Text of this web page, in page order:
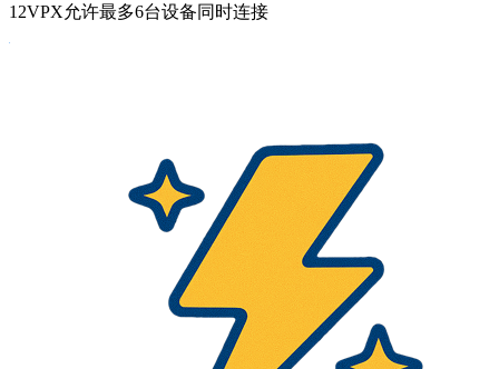
12VPX允许最多6台设备同时连接